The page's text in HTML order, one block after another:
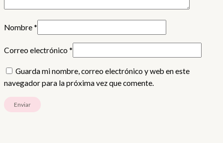
Nombre*
Correo electrónico *
Guarda mi nombre, correo electrónico y web en este
navegador para la próxima vez que comente.